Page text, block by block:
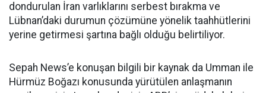
dondurulan İran varlıklarını serbest bırakma ve
Lübnan’daki durumun çözümüne yönelik taahhütlerini
yerine getirmesi şartına bağlı olduğu belirtiliyor.
Sepah News’e konuşan bilgili bir kaynak da Umman ile
Hürmüz Boğazı konusunda yürütülen anlaşmanın